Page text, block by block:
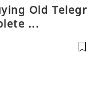
Old Telegr
...